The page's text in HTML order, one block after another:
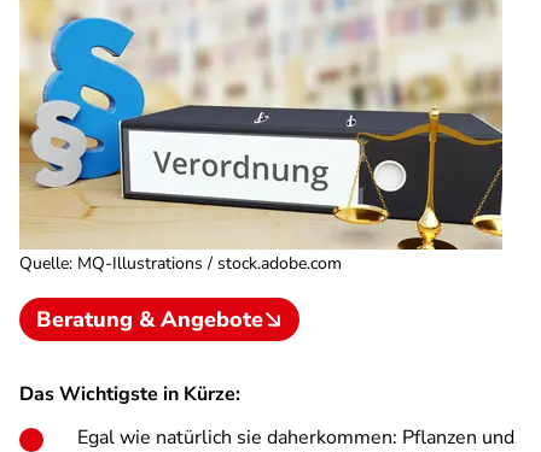
Quelle: MQ-Illustrations / stock.adobe.com
Beratung & Angebote
Das Wichtigste in Kürze:
Egal wie natürlich sie daherkommen: Pflanzen und